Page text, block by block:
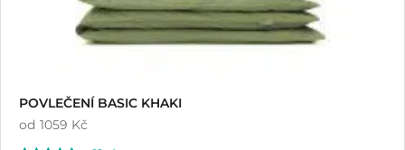
POVLEČENÍ BASIC KHAKI
od 1059 Kč